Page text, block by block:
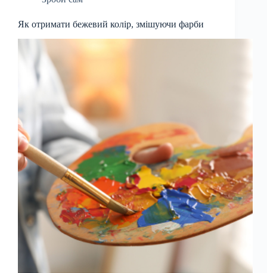
Як отримати бежевий колір, змішуючи фарби